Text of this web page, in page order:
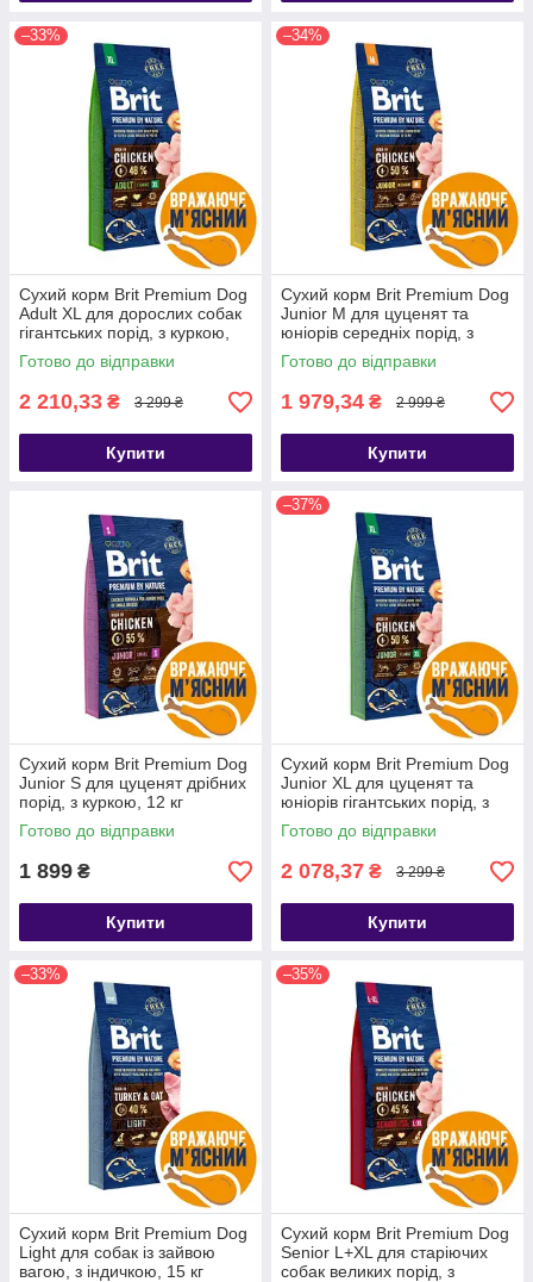
–33%
Сухий корм Brit Premium Dog
Adult XL для дорослих собак
гігантських порід, з куркою,
15 кг
Готово до відправки
2 210,33 ₴ 3 299 ₴
Купити
–34%
Сухий корм Brit Premium Dog
Junior M для цуценят та
юніорів середніх порід, з
куркою, 15 кг
Готово до відправки
1 979,34 ₴ 2 999 ₴
Купити
Сухий корм Brit Premium Dog
Junior S для цуценят дрібних
порід, з куркою, 12 кг
Готово до відправки
1 899 ₴
Купити
–37%
Сухий корм Brit Premium Dog
Junior XL для цуценят та
юніорів гігантських порід, з
куркою, 15 кг
Готово до відправки
2 078,37 ₴ 3 299 ₴
Купити
–33%
Сухий корм Brit Premium Dog
Light для собак із зайвою
вагою, з індичкою, 15 кг
–35%
Сухий корм Brit Premium Dog
Senior L+XL для старіючих
собак великих порід, з